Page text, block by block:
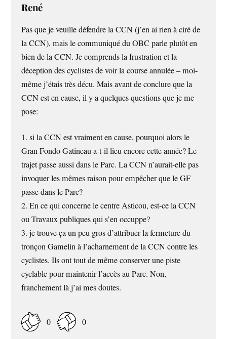
René
Pas que je veuille défendre la CCN (j’en ai rien à ciré de
la CCN), mais le communiqué du OBC parle plutôt en
bien de la CCN. Je comprends la frustration et la
déception des cyclistes de voir la course annulée – moi-
même j’étais très décu. Mais avant de conclure que la
CCN est en cause, il y a quelques questions que je me
pose:
1. si la CCN est vraiment en cause, pourquoi alors le
Gran Fondo Gatineau a-t-il lieu encore cette année? Le
trajet passe aussi dans le Parc. La CCN n’aurait-elle pas
invoquer les mêmes raison pour empêcher que le GF
passe dans le Parc?
2. En ce qui concerne le centre Asticou, est-ce la CCN
ou Travaux publiques qui s’en occuppe?
3. je trouve ça un peu gros d’attribuer la fermeture du
tronçon Gamelin à l’acharnement de la CCN contre les
cyclistes. Ils ont tout de même conserver une piste
cyclable pour maintenir l’accès au Parc. Non,
franchement là j’ai mes doutes.
0 0